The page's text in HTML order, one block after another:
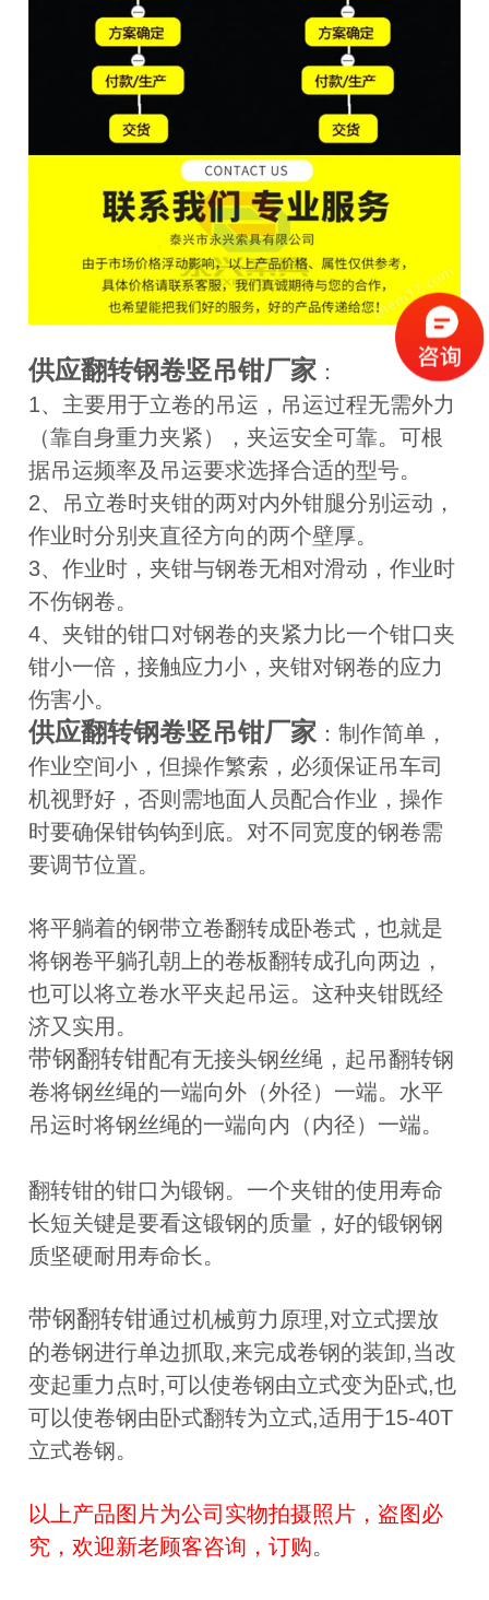
供应翻转钢卷竖吊钳厂家 ：
1、主要用于立卷的吊运，吊运过程无需外力
（靠自身重力夹紧），夹运安全可靠。可根
据吊运频率及吊运要求选择合适的型号。
2、吊立卷时夹钳的两对内外钳腿分别运动，
作业时分别夹直径方向的两个壁厚。
3、作业时，夹钳与钢卷无相对滑动，作业时
不伤钢卷。
4、夹钳的钳口对钢卷的夹紧力比一个钳口夹
钳小一倍，接触应力小，夹钳对钢卷的应力
伤害小。
供应翻转钢卷竖吊钳厂家 ：制作简单，
作业空间小，但操作繁索，必须保证吊车司
机视野好，否则需地面人员配合作业，操作
时要确保钳钩钩到底。对不同宽度的钢卷需
要调节位置。
将平躺着的钢带立卷翻转成卧卷式，也就是
将钢卷平躺孔朝上的卷板翻转成孔向两边，
也可以将立卷水平夹起吊运。这种夹钳既经
济又实用。
带钢翻转钳配有无接头钢丝绳，起吊翻转钢
卷将钢丝绳的一端向外（外径）一端。水平
吊运时将钢丝绳的一端向内（内径）一端。
翻转钳的钳口为锻钢。一个夹钳的使用寿命
长短关键是要看这锻钢的质量，好的锻钢钢
质坚硬耐用寿命长。
带钢翻转钳通过机械剪力原理,对立式摆放
的卷钢进行单边抓取,来完成卷钢的装卸,当改
变起重力点时,可以使卷钢由立式变为卧式,也
可以使卷钢由卧式翻转为立式,适用于15-40T
立式卷钢。
以上产品图片为公司实物拍摄照片，盗图必
究，欢迎新老顾客咨询，订购。